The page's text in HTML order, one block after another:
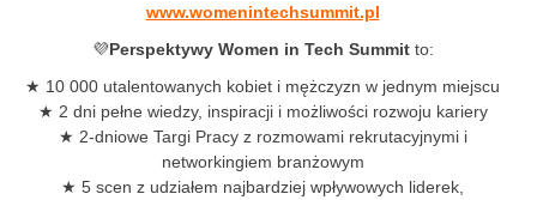
www.womenintechsummit.pl
💜Perspektywy Women in Tech Summitto:
★ 10 000 utalentowanych kobiet i mężczyzn w jednym miejscu
★ 2 dni pełne wiedzy, inspiracji i możliwości rozwoju kariery
★ 2-dniowe Targi Pracy z rozmowami rekrutacyjnymi i
networkingiem branżowym
★ 5 scen z udziałem najbardziej wpływowych liderek,